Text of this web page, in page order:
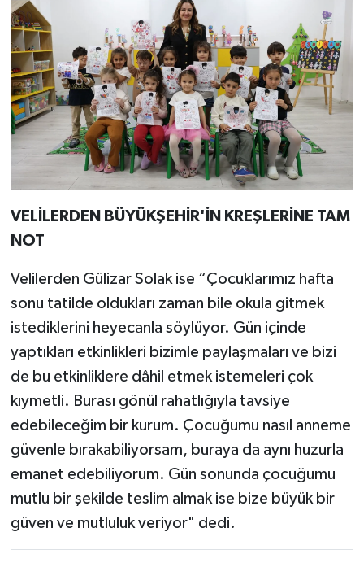
VELİLERDEN BÜYÜKŞEHİR'İN KREŞLERİNE TAM
NOT
Velilerden Gülizar Solak ise “Çocuklarımız hafta
sonu tatilde oldukları zaman bile okula gitmek
istediklerini heyecanla söylüyor. Gün içinde
yaptıkları etkinlikleri bizimle paylaşmaları ve bizi
de bu etkinliklere dâhil etmek istemeleri çok
kıymetli. Burası gönül rahatlığıyla tavsiye
edebileceğim bir kurum. Çocuğumu nasıl anneme
güvenle bırakabiliyorsam, buraya da aynı huzurla
emanet edebiliyorum. Gün sonunda çocuğumu
mutlu bir şekilde teslim almak ise bize büyük bir
güven ve mutluluk veriyor" dedi.